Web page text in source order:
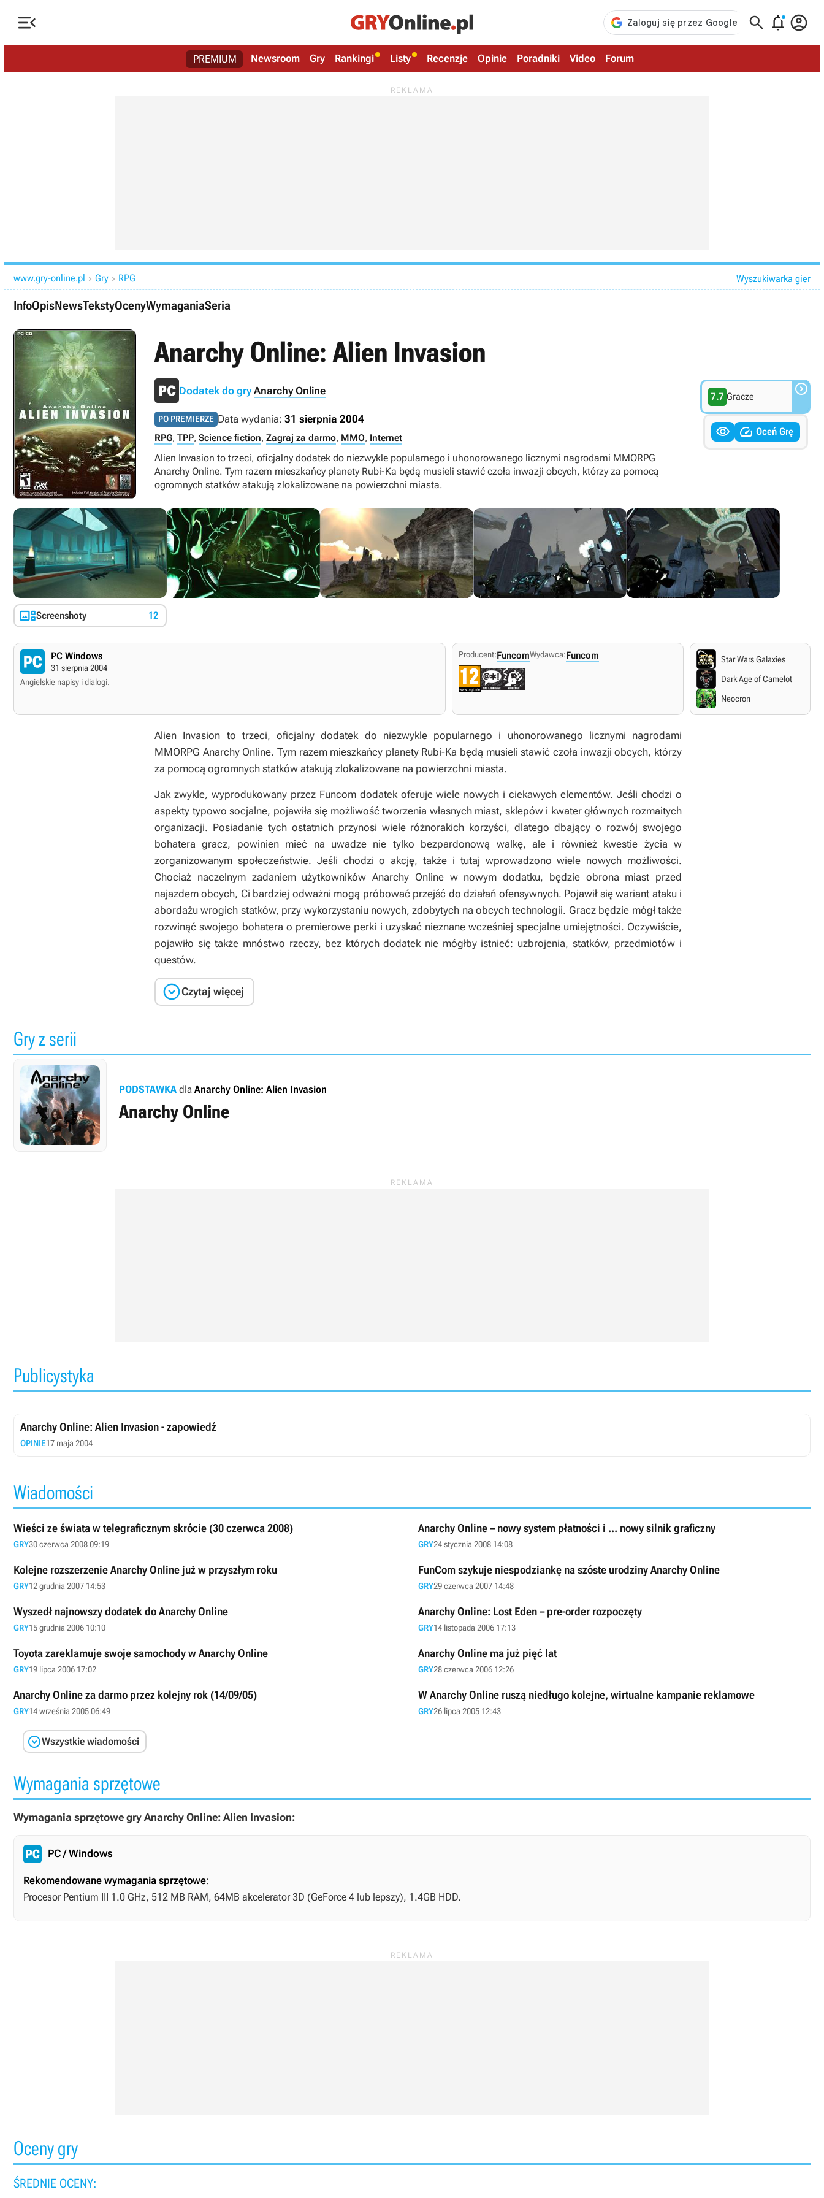
   
PREMIUM Newsroom Gry Rankingi Listy Recenzje Opinie Poradniki Video Forum
www.gry-online.pl  Gry  RPG Wyszukiwarka gier
InfoOpisNewsTekstyOcenyWymaganiaSeria
Anarchy Online: Alien Invasion
Dodatek do gry Anarchy Online
PO PREMIERZE Data wydania: 31 sierpnia 2004
RPG, TPP, Science fiction, Zagraj za darmo, MMO, Internet
Alien Invasion to trzeci, oficjalny dodatek do niezwykle popularnego i uhonorowanego licznymi nagrodami MMORPG
Anarchy Online. Tym razem mieszkańcy planety Rubi-Ka będą musieli stawić czoła inwazji obcych, którzy za pomocą
ogromnych statków atakują zlokalizowane na powierzchni miasta.
7.7 Gracze 
  Oceń Grę
Screenshoty 12
PC Windows
31 sierpnia 2004
Angielskie napisy i dialogi.
Producent:FuncomWydawca:Funcom
Star Wars Galaxies
Dark Age of Camelot
Neocron
Alien Invasion to trzeci, oficjalny dodatek do niezwykle popularnego i uhonorowanego licznymi nagrodami
MMORPG Anarchy Online. Tym razem mieszkańcy planety Rubi-Ka będą musieli stawić czoła inwazji obcych, którzy
za pomocą ogromnych statków atakują zlokalizowane na powierzchni miasta.
Jak zwykle, wyprodukowany przez Funcom dodatek oferuje wiele nowych i ciekawych elementów. Jeśli chodzi o
aspekty typowo socjalne, pojawiła się możliwość tworzenia własnych miast, sklepów i kwater głównych rozmaitych
organizacji. Posiadanie tych ostatnich przynosi wiele różnorakich korzyści, dlatego dbający o rozwój swojego
bohatera gracz, powinien mieć na uwadze nie tylko bezpardonową walkę, ale i również kwestie życia w
zorganizowanym społeczeństwie. Jeśli chodzi o akcję, także i tutaj wprowadzono wiele nowych możliwości.
Chociaż naczelnym zadaniem użytkowników Anarchy Online w nowym dodatku, będzie obrona miast przed
najazdem obcych, Ci bardziej odważni mogą próbować przejść do działań ofensywnych. Pojawił się wariant ataku i
abordażu wrogich statków, przy wykorzystaniu nowych, zdobytych na obcych technologii. Gracz będzie mógł także
rozwinąć swojego bohatera o premierowe perki i uzyskać nieznane wcześniej specjalne umiejętności. Oczywiście,
pojawiło się także mnóstwo rzeczy, bez których dodatek nie mógłby istnieć: uzbrojenia, statków, przedmiotów i
questów.
Czytaj więcej
Gry z serii
PODSTAWKA dla Anarchy Online: Alien Invasion
Anarchy Online
Publicystyka
Anarchy Online: Alien Invasion - zapowiedź
OPINIE17 maja 2004
Wiadomości
Wieści ze świata w telegraficznym skrócie (30 czerwca 2008)
GRY30 czerwca 2008 09:19
Anarchy Online – nowy system płatności i ... nowy silnik graficzny
GRY24 stycznia 2008 14:08
Kolejne rozszerzenie Anarchy Online już w przyszłym roku
GRY12 grudnia 2007 14:53
FunCom szykuje niespodziankę na szóste urodziny Anarchy Online
GRY29 czerwca 2007 14:48
Wyszedł najnowszy dodatek do Anarchy Online
GRY15 grudnia 2006 10:10
Anarchy Online: Lost Eden – pre-order rozpoczęty
GRY14 listopada 2006 17:13
Toyota zareklamuje swoje samochody w Anarchy Online
GRY19 lipca 2006 17:02
Anarchy Online ma już pięć lat
GRY28 czerwca 2006 12:26
Anarchy Online za darmo przez kolejny rok (14/09/05)
GRY14 września 2005 06:49
W Anarchy Online ruszą niedługo kolejne, wirtualne kampanie reklamowe
GRY26 lipca 2005 12:43
Wszystkie wiadomości
Wymagania sprzętowe
Wymagania sprzętowe gry Anarchy Online: Alien Invasion:
PC / Windows
Rekomendowane wymagania sprzętowe:
Procesor Pentium III 1.0 GHz, 512 MB RAM, 64MB akcelerator 3D (GeForce 4 lub lepszy), 1.4GB HDD.
Oceny gry
ŚREDNIE OCENY: